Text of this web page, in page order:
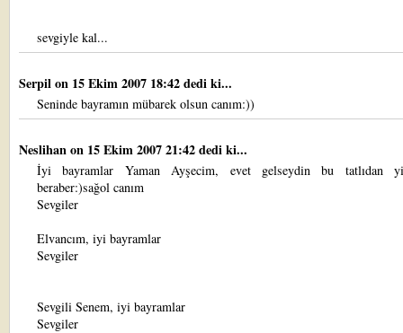
sevgiyle kal...
Serpilon 15 Ekim 2007 18:42 dedi ki...
Seninde bayramın mübarek olsun canım:))
Neslihanon 15 Ekim 2007 21:42 dedi ki...
İyi bayramlar Yaman Ayşecim, evet gelseydin bu tatlıdan
beraber:)sağol canım
Sevgiler
Elvancım, iyi bayramlar
Sevgiler
Sevgili Senem, iyi bayramlar
Sevgiler